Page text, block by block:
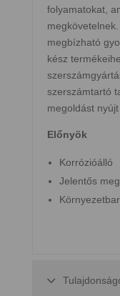
folyamatokat,
megbízható
kész
szerszámtartó
megoldást
Előnyök
Korrózióálló
Jelentős